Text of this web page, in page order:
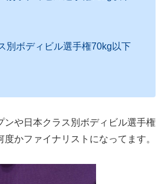
ボディビル選手権70kg以下
ンや日本クラス別ボディビル選手権
かファイナリストになってます。